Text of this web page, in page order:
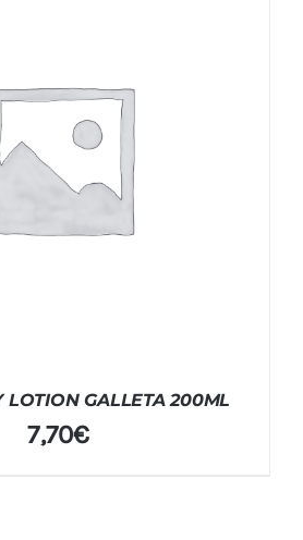
LOTION GALLETA 200ML
7,70€